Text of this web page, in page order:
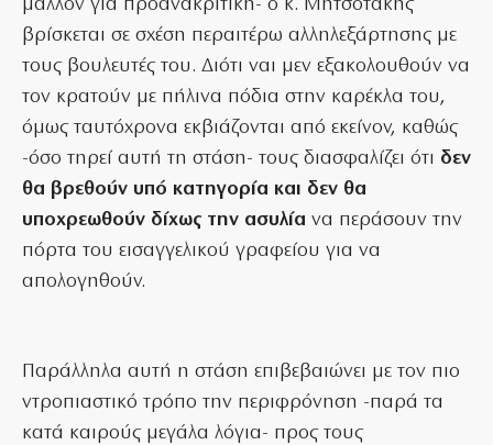
μάλλον για προανακριτική- ο κ. Μητσοτάκης
βρίσκεται σε σχέση περαιτέρω αλληλεξάρτησης με
τους βουλευτές του. Διότι ναι μεν εξακολουθούν να
τον κρατούν με πήλινα πόδια στην καρέκλα του,
όμως ταυτόχρονα εκβιάζονται από εκείνον, καθώς
-όσο τηρεί αυτή τη στάση- τους διασφαλίζει ότι δεν
θα βρεθούν υπό κατηγορία και δεν θα
υποχρεωθούν δίχως την ασυλία να περάσουν την
πόρτα του εισαγγελικού γραφείου για να
απολογηθούν.
Παράλληλα αυτή η στάση επιβεβαιώνει με τον πιο
ντροπιαστικό τρόπο την περιφρόνηση -παρά τα
κατά καιρούς μεγάλα λόγια- προς τους